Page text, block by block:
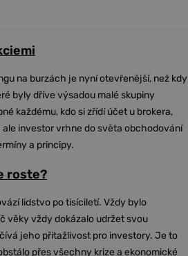
na burzách je nyní otevřenější, než kdy
byly dříve výsadou malé skupiny
každému, kdo si zřídí účet u brokera,
investor vrhne do světa obchodování
a principy.
roste?
lidstvo po tisíciletí. Vždy bylo
věky vždy dokázalo udržet svou
jeho přitažlivost pro investory. Je to
přes všechny krize a ekonomické